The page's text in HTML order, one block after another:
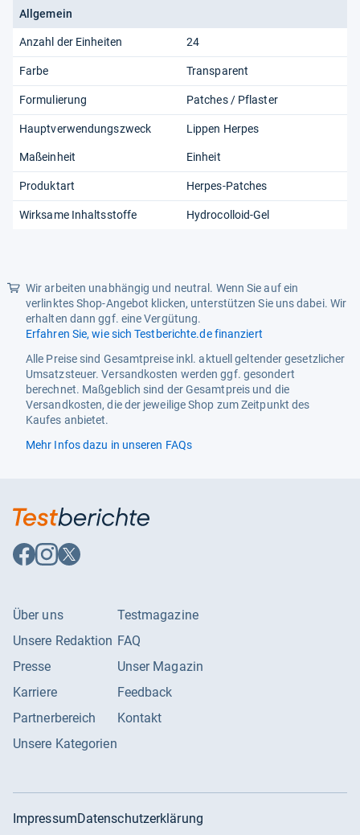
Allgemein
Anzahl der Einheiten 24
Farbe Transparent
Formulierung Patches / Pflaster
Hauptverwendungszweck Lippen Herpes
Maßeinheit Einheit
Produktart Herpes-Patches
Wirksame Inhaltsstoffe Hydrocolloid-Gel
Wir arbeiten unabhängig und neutral. Wenn Sie auf ein
verlinktes Shop-Angebot klicken, unterstützen Sie uns dabei. Wir
erhalten dann ggf. eine Vergütung.
Erfahren Sie, wie sich Testberichte.de finanziert
Alle Preise sind Gesamtpreise inkl. aktuell geltender gesetzlicher
Umsatzsteuer. Versandkosten werden ggf. gesondert
berechnet. Maßgeblich sind der Gesamtpreis und die
Versandkosten, die der jeweilige Shop zum Zeitpunkt des
Kaufes anbietet.
Mehr Infos dazu in unseren FAQs
Auf
Facebook
Auf
Instagram
Auf
X
Über uns
Unsere Redaktion
Presse
Karriere
Partnerbereich
Unsere Kategorien
Testmagazine
FAQ
Unser Magazin
Feedback
Kontakt
ImpressumDatenschutzerklärung